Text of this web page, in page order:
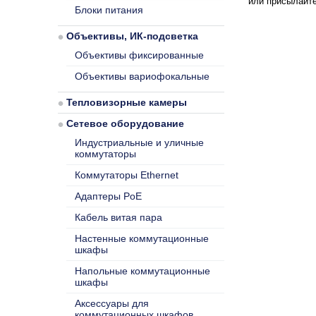
Блоки питания
Объективы, ИК-подсветка
Объективы фиксированные
Объективы вариофокальные
Тепловизорные камеры
Сетевое оборудование
Индустриальные и уличные
коммутаторы
Коммутаторы Ethernet
Адаптеры PoE
Кабель витая пара
Настенные коммутационные
шкафы
Напольные коммутационные
шкафы
Аксессуары для